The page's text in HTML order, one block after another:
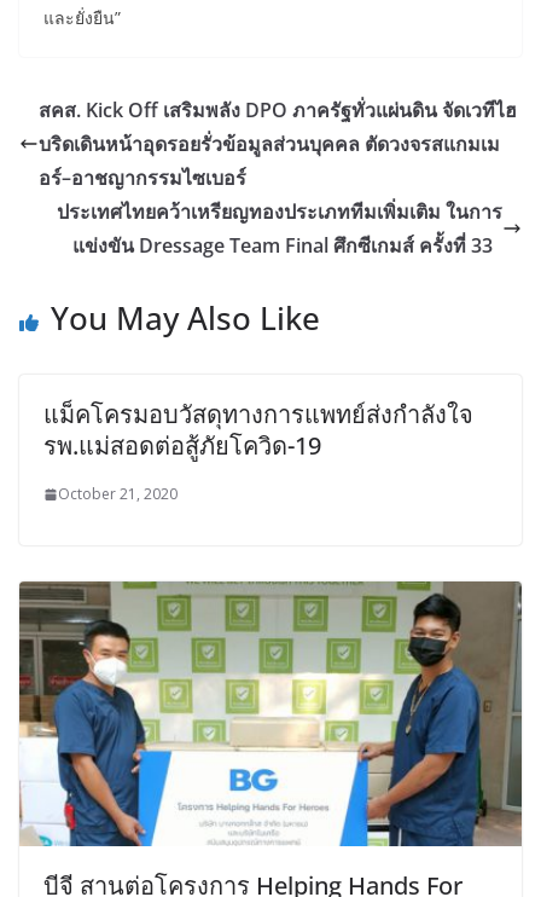
และยั่งยืน”
สคส. Kick Off เสริมพลัง DPO ภาครัฐทั่วแผ่นดิน จัดเวทีไฮ
บริดเดินหน้าอุดรอยรั่วข้อมูลส่วนบุคคล ตัดวงจรสแกมเม
อร์–อาชญากรรมไซเบอร์
ประเทศไทยคว้าเหรียญทองประเภททีมเพิ่มเติม ในการ
แข่งขัน Dressage Team Final ศึกซีเกมส์ ครั้งที่ 33
You May Also Like
แม็คโครมอบวัสดุทางการแพทย์ส่งกำลังใจ
รพ.แม่สอดต่อสู้ภัยโควิด-19
October 21, 2020
บีจี สานต่อโครงการ Helping Hands For